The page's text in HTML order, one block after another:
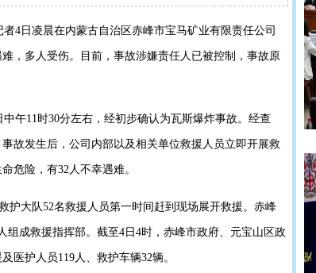
4日凌晨在内蒙古自治区赤峰市宝马矿业有限责任公司
，多人受伤。目前，事故涉嫌责任人已被控制，事故原
午11时30分左右，经初步确认为瓦斯爆炸事故。经查
故发生后，公司内部以及相关单位救援人员立即开展救
危险，有32人不幸遇难。
护大队52名救援人员第一时间赶到现场展开救援。赤峰
成救援指挥部。截至4日4时，赤峰市政府、元宝山区政
医护人员119人、救护车辆32辆。